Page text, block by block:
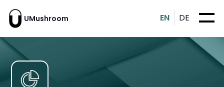
UMushroom EN DE